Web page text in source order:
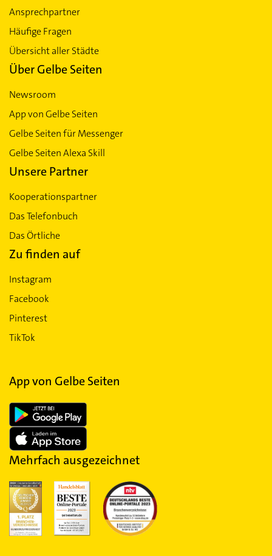
Ansprechpartner
Häufige Fragen
Übersicht aller Städte
Über Gelbe Seiten
Newsroom
App von Gelbe Seiten
Gelbe Seiten für Messenger
Gelbe Seiten Alexa Skill
Unsere Partner
Kooperationspartner
Das Telefonbuch
Das Örtliche
Zu finden auf
Instagram
Facebook
Pinterest
TikTok
App von Gelbe Seiten
Mehrfach ausgezeichnet